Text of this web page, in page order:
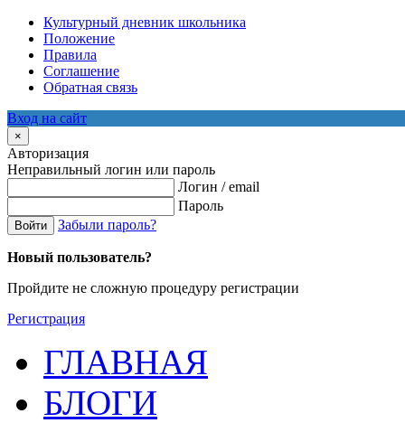
Культурный дневник школьника
Положение
Правила
Соглашение
Обратная связь
Вход на сайт
×
Авторизация
Неправильный логин или пароль
Логин / email
Пароль
Войти Забыли пароль?
Новый пользователь?
Пройдите не сложную процедуру регистрации
Регистрация
ГЛАВНАЯ
БЛОГИ